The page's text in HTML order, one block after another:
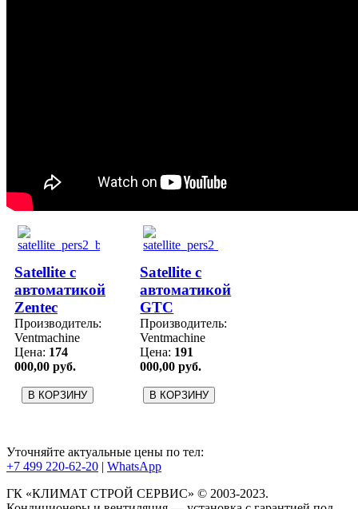
Satellite с
автоматикой
Zentec
Производитель:
Ventmachine
Цена: 174
000,00 руб.
Satellite с
автоматикой
GTC
Производитель:
Ventmachine
Цена: 191
000,00 руб.
Уточняйте актуальные цены по тел:
+7 499 220-62-20 | WhatsАpp
ГК «КЛИМАТ СТРОЙ СЕРВИС» © 2003-2023.